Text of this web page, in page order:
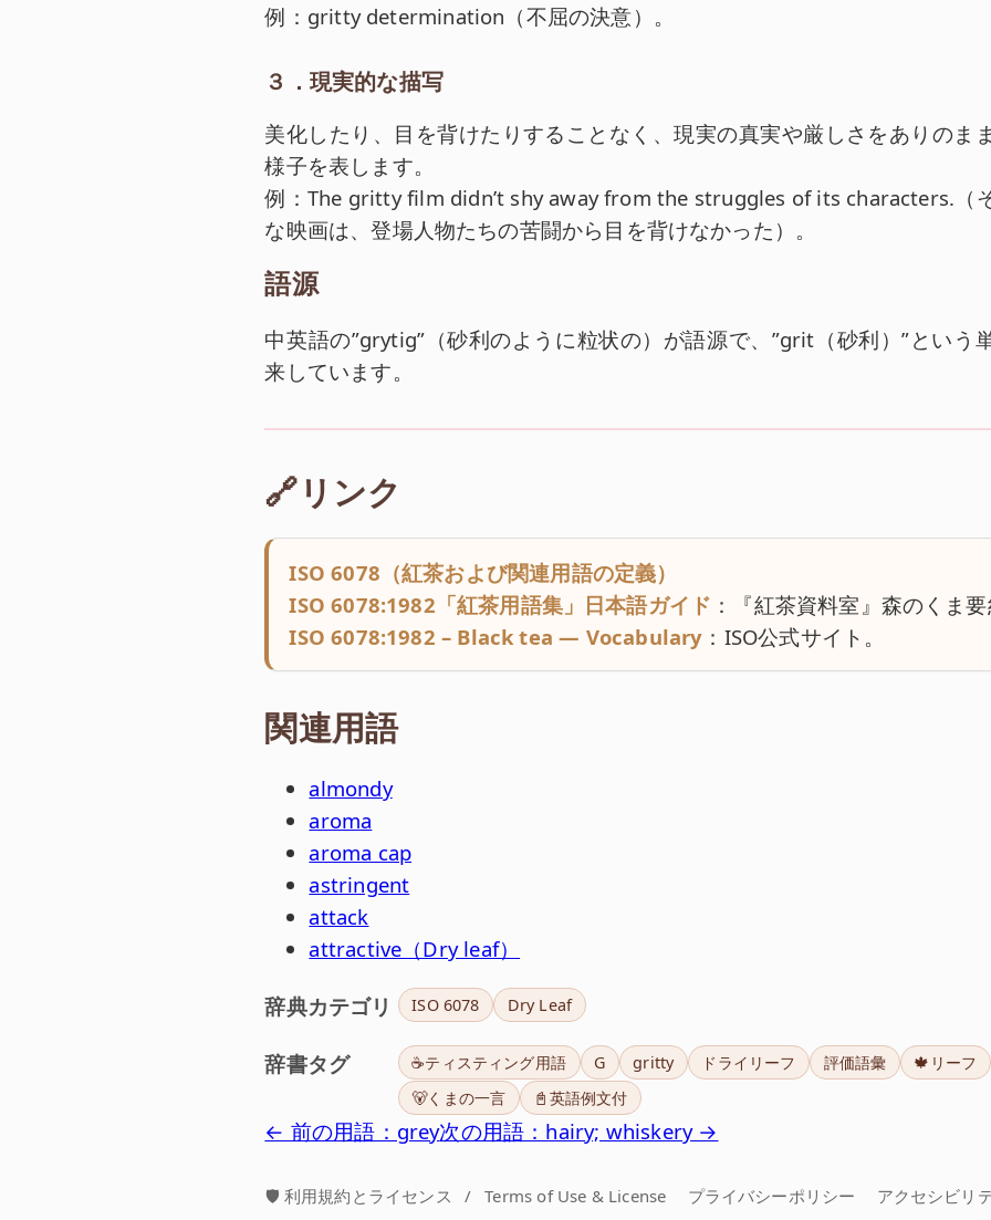
例：gritty determination（不屈の決意）。
３．現実的な描写
美化したり、目を背けたりすることなく、現実の真実や厳しさをありのま
様子を表します。
例：The gritty film didn’t shy away from the struggles of its characters.（
な映画は、登場人物たちの苦闘から目を背けなかった）。
語源
中英語の”grytig”（砂利のように粒状の）が語源で、”grit（砂利）”という
来しています。
🔗リンク
ISO 6078（紅茶および関連用語の定義）
ISO 6078:1982「紅茶用語集」日本語ガイド ：『紅茶資料室』森のくま要
ISO 6078:1982 – Black tea — Vocabulary ：ISO公式サイト。
関連用語
almondy
aroma
aroma cap
astringent
attack
attractive（Dry leaf）
辞典カテゴリ ISO 6078 Dry Leaf
辞書タグ ☕ティスティング用語 G gritty ドライリーフ 評価語彙
🍁リーフ
🐻くまの一言
📓英語例文付
← 前の用語：grey次の用語：hairy; whiskery →
🛡️ 利用規約とライセンス / Terms of Use & License プライバシーポリシー アクセシビリ